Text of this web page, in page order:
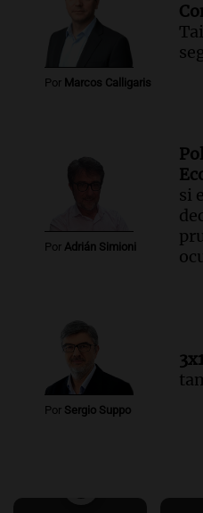
Por Marcos Calligaris
Por Adrián Simioni
si
Por Sergio Suppo